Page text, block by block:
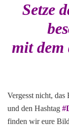
Setze
mit dem
Vergesst nicht, das
und den Hashtag
finden wir eure